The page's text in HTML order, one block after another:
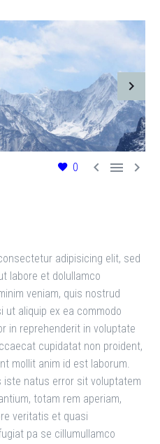
0   
adipisicing elit, sed
labore et dolullamco
veniam, quis nostrud
ut aliquip ex ea commodo
in reprehenderit in voluptate
cupidatat non proident,
mollit anim id est laborum.
iste natus error sit voluptatem
totam rem aperiam,
veritatis et quasi
pa se cillumullamco